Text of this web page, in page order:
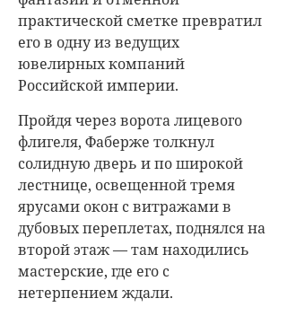
практической сметке превратил
его в одну из ведущих
ювелирных компаний
Российской империи.
Пройдя через ворота лицевого
флигеля, Фаберже толкнул
солидную дверь и по широкой
лестнице, освещенной тремя
ярусами окон с витражами в
дубовых переплетах, поднялся на
второй этаж — там находились
мастерские, где его с
нетерпением ждали.